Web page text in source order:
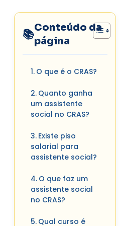
Conteúdo da
página
O que é o CRAS?
Quanto ganha
um assistente
social no CRAS?
Existe piso
salarial para
assistente social?
O que faz um
assistente social
no CRAS?
Qual curso é